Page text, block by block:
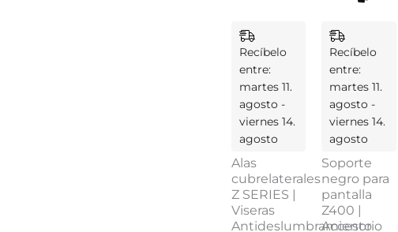
Recíbelo
entre:
martes 11.
agosto -
viernes 14.
agosto
Alas
cubrelaterales
Z SERIES |
Viseras
Antideslumbramiento
Recíbelo
entre:
martes 11.
agosto -
viernes 14.
agosto
Soporte
negro para
pantalla
Z400 |
Accesorio